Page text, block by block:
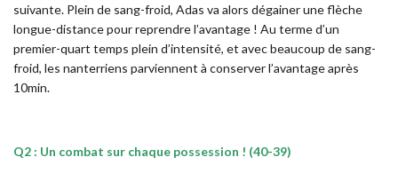
suivante. Plein de sang-froid, Adas va alors dégainer une flèche
longue-distance pour reprendre l’avantage ! Au terme d’un
premier-quart temps plein d’intensité, et avec beaucoup de sang-
froid, les nanterriens parviennent à conserver l’avantage après
10min.
Q2 : Un combat sur chaque possession ! (40-39)